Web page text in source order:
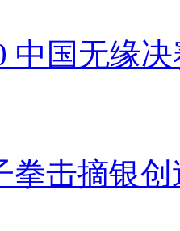
中国无缘
拳击摘银